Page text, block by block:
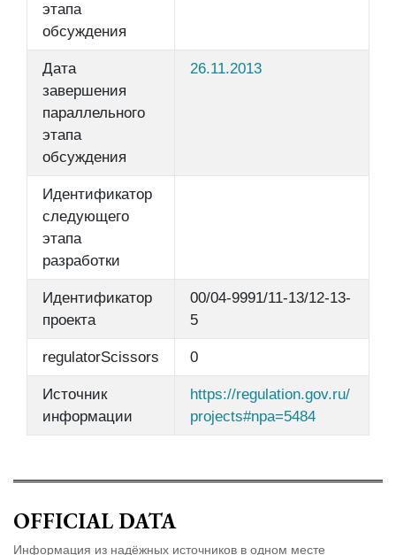
этапа
обсуждения
Дата
завершения
параллельного
этапа
обсуждения
26.11.2013
Идентификатор
следующего
этапа
разработки
Идентификатор
проекта
00/04-9991/11-13/12-13-
5
regulatorScissors 0
Источник
информации
https://regulation.gov.ru/
projects#npa=5484
OFFICIAL DATA
Информация из надёжных источников в одном месте